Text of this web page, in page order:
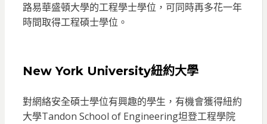
路易華盛頓大學的工程學士學位，可同時再多花一年
時間取得工程碩士學位。
New York University紐約大學
對網絡安全碩士學位有興趣的學生，有機會獲得紐約
大學Tandon School of Engineering坦登工程學院